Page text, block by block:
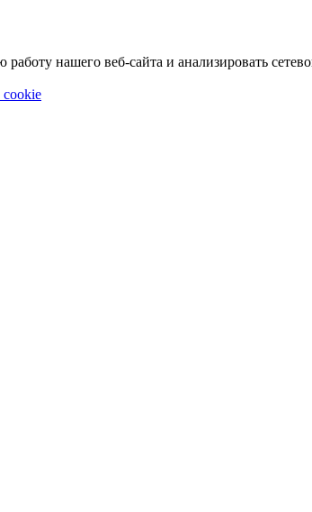
нашего веб-сайта и анализировать
cookie